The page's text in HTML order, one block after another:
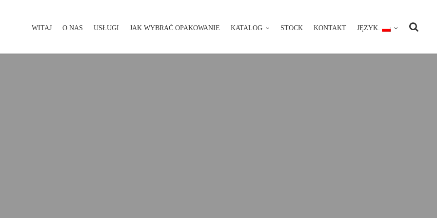
WITAJ O NAS USŁUGI JAK WYBRAĆ OPAKOWANIE KATALOG STOCK KONTAKT JĘZYK:
WITAJ O NAS USŁUGI JAK WYBRAĆ OPAKOWANIE KATALOG STOCK KONTAKT JĘZYK: